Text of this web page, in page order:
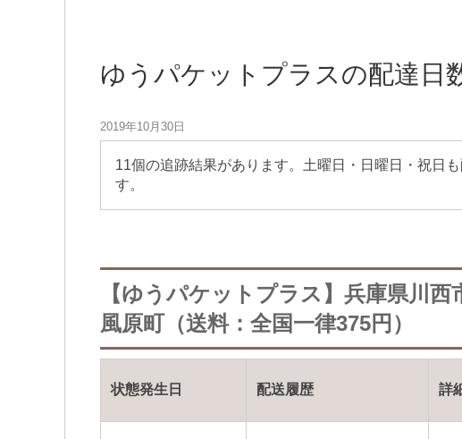
ゆうパケットプラスの配達日
2019年10月30日
11個の追跡結果があります。土曜日・日曜日・祝日
す。
【ゆうパケットプラス】兵庫県川
風原町（送料：全国一律375円）
状態発生日 配送履歴 詳